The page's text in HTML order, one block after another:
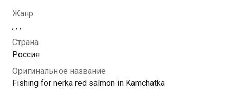
с рыбой
Жанр
, , ,
Страна
Россия
Оригинальное название
Fishing for nerka red salmon in Kamchatka